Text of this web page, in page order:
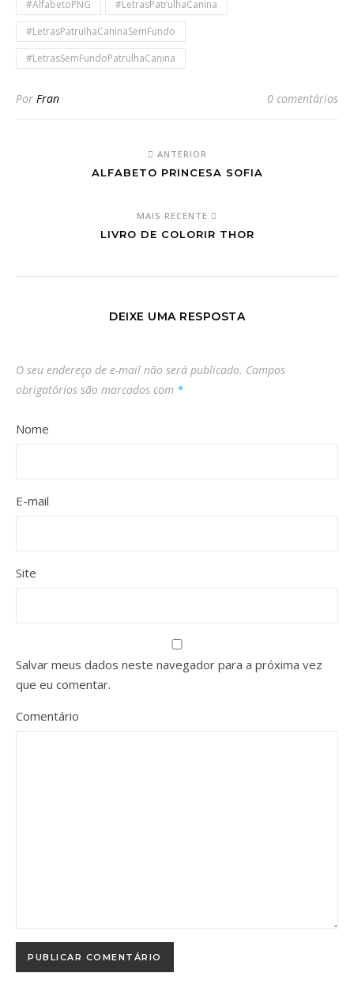
#AlfabetoPNG
#LetrasPatrulhaCanina
#LetrasPatrulhaCaninaSemFundo
#LetrasSemFundoPatrulhaCanina
Por Fran 0 comentários
ANTERIOR
ALFABETO PRINCESA SOFIA
MAIS RECENTE
LIVRO DE COLORIR THOR
DEIXE UMA RESPOSTA
O seu endereço de e-mail não será publicado. Campos
obrigatórios são marcados com *
Nome
E-mail
Site
Salvar meus dados neste navegador para a próxima vez
que eu comentar.
Comentário